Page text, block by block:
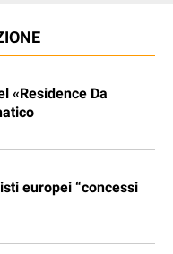
«Residence Da
europei “concessi